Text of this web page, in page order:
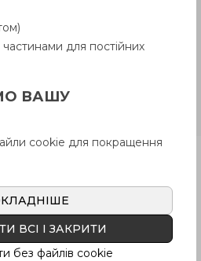
товар у базовій кольоровій
інше не обговорено
втулка,
отвір
для постійних
ВАШУ
cookie для покращення
ВСІ І ЗАКРИТИ
без файлів cookie